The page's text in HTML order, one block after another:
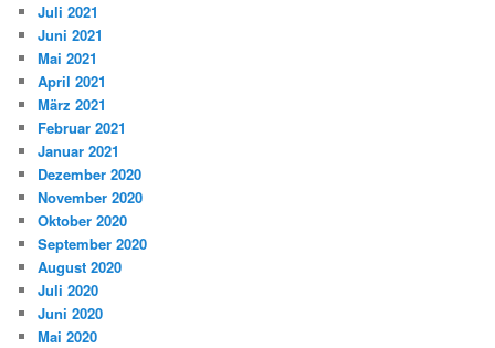
Juli 2021
Juni 2021
Mai 2021
April 2021
März 2021
Februar 2021
Januar 2021
Dezember 2020
November 2020
Oktober 2020
September 2020
August 2020
Juli 2020
Juni 2020
Mai 2020